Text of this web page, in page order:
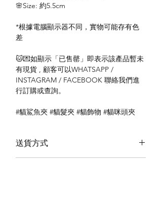
🌸Size: 約5.5cm
*根據電腦顯示器不同，實物可能存有色
差
🐱💌如顯示「已售罄」即表示該產品暫未
有現貨 , 顧客可以WHATSAPP /
INSTAGRAM / FACEBOOK 聯絡我們進
行訂購或查詢。
#貓鯊魚夾 #貓髮夾 #貓飾物 #貓咪頭夾
送貨方式